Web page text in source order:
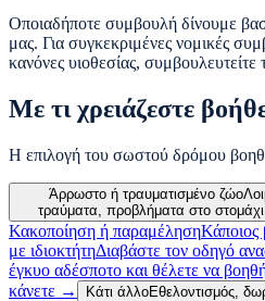
Οποιαδήποτε συμβουλή δίνουμε
μας. Για συγκεκριμένες νομικές
κανόνες υιοθεσίας, συμβουλευτείτε
Με τι χρειάζεστε
Η επιλογή του σωστού δρόμου
Άρρωστο ή τραυματισμένο ζώο
τραύματα, προβλήματα στο
Κακοποίηση ή παραμέλησηΚάποιος
με ιδιοκτήτηΔιαβάστε τον οδηγό
έγκυο αδέσποτο και θέλετε να
κάνετε → Κάτι άλλοΕθελοντισμός,